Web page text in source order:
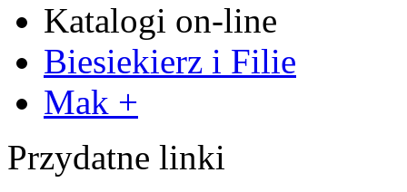
Katalogi on-line
Biesiekierz i Filie
Mak +
Przydatne linki